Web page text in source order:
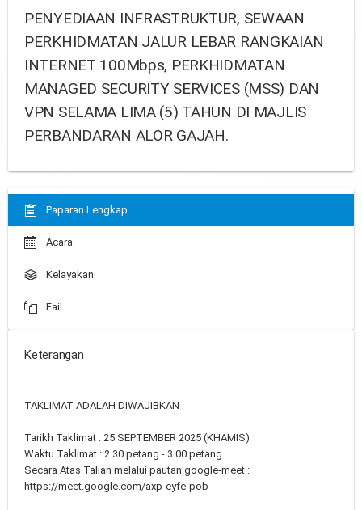
PENYEDIAAN INFRASTRUKTUR, SEWAAN
PERKHIDMATAN JALUR LEBAR RANGKAIAN
INTERNET 100Mbps, PERKHIDMATAN
MANAGED SECURITY SERVICES (MSS) DAN
VPN SELAMA LIMA (5) TAHUN DI MAJLIS
PERBANDARAN ALOR GAJAH.
Paparan Lengkap
Acara
Kelayakan
Fail
Keterangan
TAKLIMAT ADALAH DIWAJIBKAN
Tarikh Taklimat : 25 SEPTEMBER 2025 (KHAMIS)
Waktu Taklimat : 2.30 petang - 3.00 petang
Secara Atas Talian melalui pautan google-meet :
https://meet.google.com/axp-eyfe-pob